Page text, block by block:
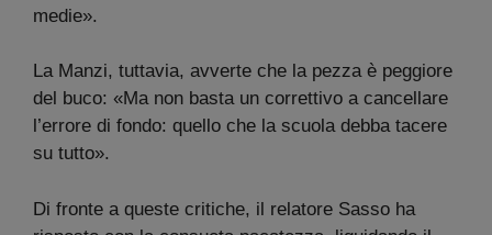
medie».
La Manzi, tuttavia, avverte che la pezza è peggiore
del buco: «Ma non basta un correttivo a cancellare
l’errore di fondo: quello che la scuola debba tacere
su tutto».
Di fronte a queste critiche, il relatore Sasso ha